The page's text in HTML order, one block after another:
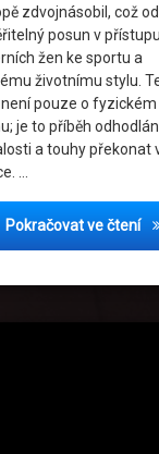
zdvojnásobil, což
posun v přístupu
žen ke sportu a
životnímu stylu.
pouze o fyzickém
je to příběh
a touhy překonat
…
Pokračovat ve čtení